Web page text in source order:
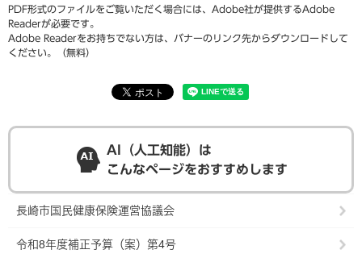
PDF形式のファイルをご覧いただく場合には、Adobe社が提供するAdobe
Readerが必要です。
Adobe Readerをお持ちでない方は、バナーのリンク先からダウンロードして
ください。（無料）
AI（人工知能）は
こんなページをおすすめします
長崎市国民健康保険運営協議会
令和8年度補正予算（案）第4号